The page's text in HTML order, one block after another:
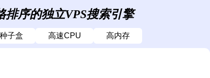
排序的独立VPS搜索引擎
种子盒 高速CPU 高内存